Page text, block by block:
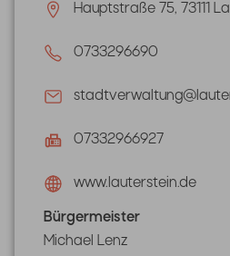
Hauptstraße 75, 73111
0733296690
07332966927
www.lauterstein.de
Bürgermeister
Michael Lenz